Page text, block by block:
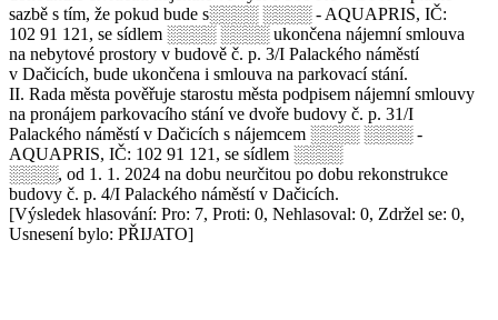
sazbě s tím, že pokud bude s░░░░ ░░░░ - AQUAPRIS, IČ:
102 91 121, se sídlem ░░░░ ░░░░ ukončena nájemní smlouva
na nebytové prostory v budově č. p. 3/I Palackého náměstí
v Dačicích, bude ukončena i smlouva na parkovací stání.
II. Rada města pověřuje starostu města podpisem nájemní smlouvy
na pronájem parkovacího stání ve dvoře budovy č. p. 31/I
Palackého náměstí v Dačicích s nájemcem ░░░░ ░░░░ -
AQUAPRIS, IČ: 102 91 121, se sídlem ░░░░
░░░░, od 1. 1. 2024 na dobu neurčitou po dobu rekonstrukce
budovy č. p. 4/I Palackého náměstí v Dačicích.
[Výsledek hlasování: Pro: 7, Proti: 0, Nehlasoval: 0, Zdržel se: 0,
Usnesení bylo: PŘIJATO]